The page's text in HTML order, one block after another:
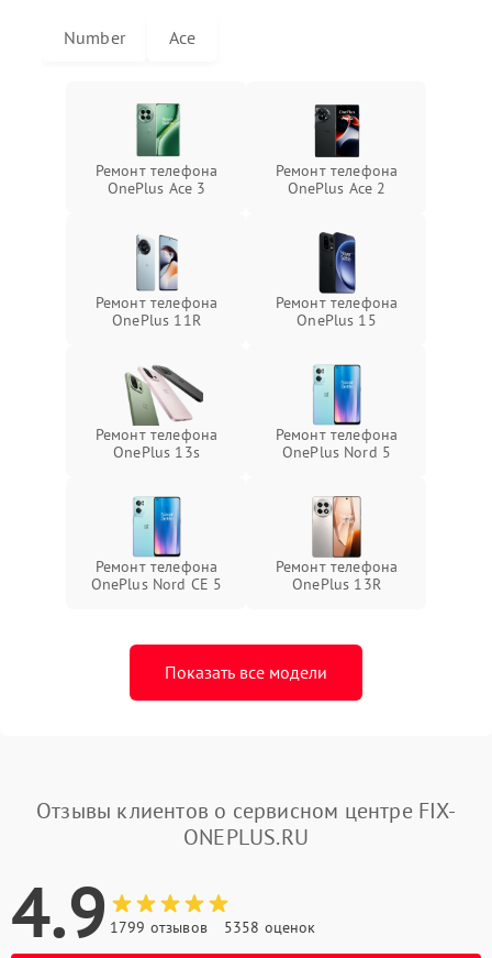
Number Ace
Ремонт телефона
OnePlus Ace 3
Ремонт телефона
OnePlus Ace 2
Ремонт телефона
OnePlus 11R
Ремонт телефона
OnePlus 15
Ремонт телефона
OnePlus 13s
Ремонт телефона
OnePlus Nord 5
Ремонт телефона
OnePlus Nord CE 5
Ремонт телефона
OnePlus 13R
Показать все модели
Отзывы клиентов о сервисном центре FIX-
ONEPLUS.RU
4.9 1799 отзывов 5358 оценок